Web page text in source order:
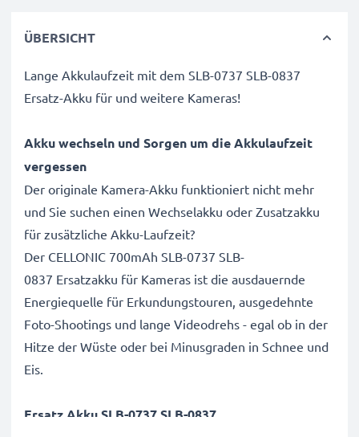
ÜBERSICHT
Lange Akkulaufzeit mit dem SLB-0737 SLB-0837
Ersatz-Akku für und weitere Kameras!
Akku wechseln und Sorgen um die Akkulaufzeit
vergessen
Der originale Kamera-Akku funktioniert nicht mehr
und Sie suchen einen Wechselakku oder Zusatzakku
für zusätzliche Akku-Laufzeit?
Der CELLONIC 700mAh SLB-0737 SLB-
0837 Ersatzakku für Kameras ist die ausdauernde
Energiequelle für Erkundungstouren, ausgedehnte
Foto-Shootings und lange Videodrehs - egal ob in der
Hitze der Wüste oder bei Minusgraden in Schnee und
Eis.
Ersatz Akku SLB-0737 SLB-0837